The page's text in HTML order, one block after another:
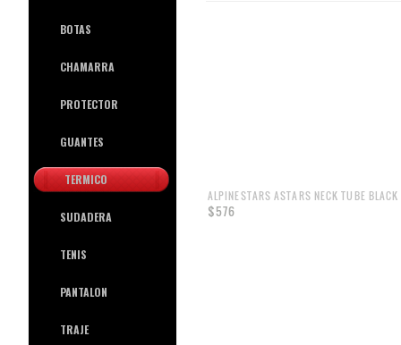
BOTAS
CHAMARRA
PROTECTOR
GUANTES
TERMICO
SUDADERA
TENIS
PANTALON
TRAJE
ALPINESTARS ASTARS NECK TUBE
$576